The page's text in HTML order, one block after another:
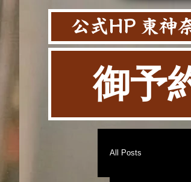
公式HP 東神
御予
All Posts